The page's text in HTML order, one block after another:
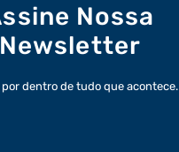
Nossa
Newsletter
por dentro de tudo que acontece.